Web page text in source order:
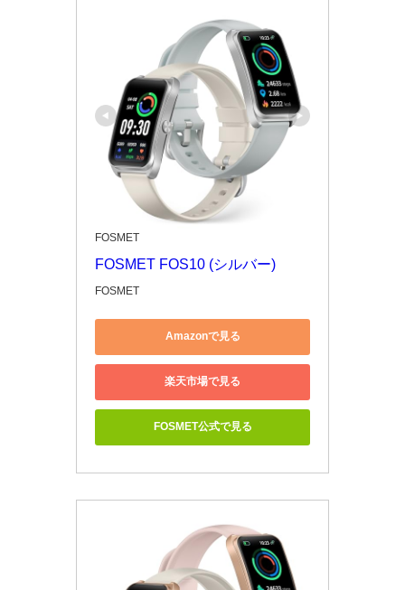
FOSMET
FOSMET FOS10 (シルバー)
FOSMET
Amazonで見る
楽天市場で見る
FOSMET公式で見る